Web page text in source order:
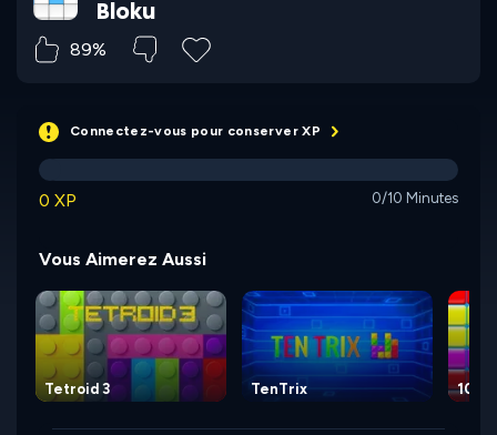
Bloku
89%
Connectez-vous pour conserver XP
0 XP 0/10 Minutes
Vous Aimerez Aussi
Tetroid 3 TenTrix 10x10